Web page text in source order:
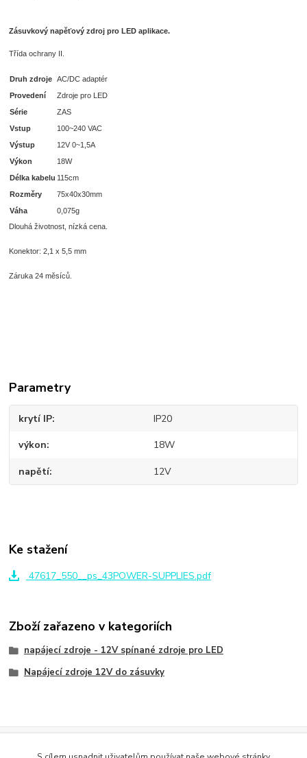
Zásuvkový napěťový zdroj pro LED aplikace.
Třída ochrany II.
Druh zdroje AC/DC adaptér
Provedení
Zdroje pro LED
Série
ZAS
Vstup
100~240 VAC
Výstup
12V 0~1,5A
Výkon
18W
Délka kabelu 115cm
Rozměry
75x40x30mm
Váha
0,075g
Dlouhá životnost, nízká cena.
Konektor: 2,1 x 5,5 mm
Záruka 24 měsíců.
Parametry
krytí IP IP20
výkon 18W
napětí 12V
Ke stažení
47617_550__ps_43POWER-SUPPLIES.pdf
Zboží zařazeno v kategoriích
napájecí zdroje - 12V spínané zdroje pro LED
Napájecí zdroje 12V do zásuvky
Evidence Tržeb